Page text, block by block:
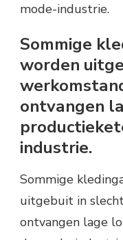
mode-industrie.
Sommige
worden
ontvangen
industrie.
Sommige
uitgebuit in
ontvangen lage